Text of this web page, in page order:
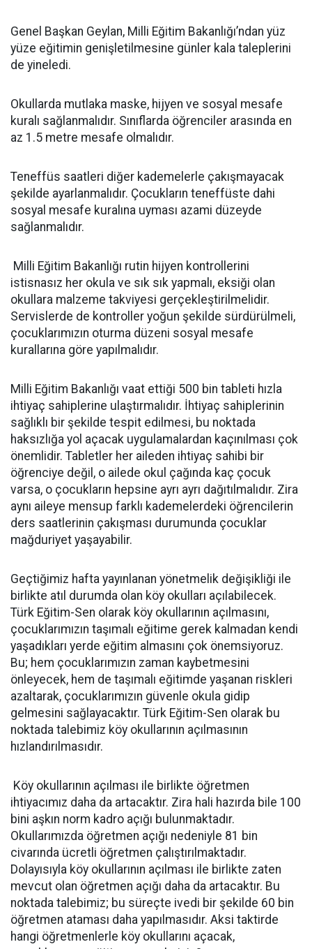
Genel Başkan Geylan, Milli Eğitim Bakanlığı’ndan yüz
yüze eğitimin genişletilmesine günler kala taleplerini
de yineledi.
Okullarda mutlaka maske, hijyen ve sosyal mesafe
kuralı sağlanmalıdır. Sınıflarda öğrenciler arasında en
az 1.5 metre mesafe olmalıdır.
Teneffüs saatleri diğer kademelerle çakışmayacak
şekilde ayarlanmalıdır. Çocukların teneffüste dahi
sosyal mesafe kuralına uyması azami düzeyde
sağlanmalıdır.
Milli Eğitim Bakanlığı rutin hijyen kontrollerini
istisnasız her okula ve sık sık yapmalı, eksiği olan
okullara malzeme takviyesi gerçekleştirilmelidir.
Servislerde de kontroller yoğun şekilde sürdürülmeli,
çocuklarımızın oturma düzeni sosyal mesafe
kurallarına göre yapılmalıdır.
Milli Eğitim Bakanlığı vaat ettiği 500 bin tableti hızla
ihtiyaç sahiplerine ulaştırmalıdır. İhtiyaç sahiplerinin
sağlıklı bir şekilde tespit edilmesi, bu noktada
haksızlığa yol açacak uygulamalardan kaçınılması çok
önemlidir. Tabletler her aileden ihtiyaç sahibi bir
öğrenciye değil, o ailede okul çağında kaç çocuk
varsa, o çocukların hepsine ayrı ayrı dağıtılmalıdır. Zira
aynı aileye mensup farklı kademelerdeki öğrencilerin
ders saatlerinin çakışması durumunda çocuklar
mağduriyet yaşayabilir.
Geçtiğimiz hafta yayınlanan yönetmelik değişikliği ile
birlikte atıl durumda olan köy okulları açılabilecek.
Türk Eğitim-Sen olarak köy okullarının açılmasını,
çocuklarımızın taşımalı eğitime gerek kalmadan kendi
yaşadıkları yerde eğitim almasını çok önemsiyoruz.
Bu; hem çocuklarımızın zaman kaybetmesini
önleyecek, hem de taşımalı eğitimde yaşanan riskleri
azaltarak, çocuklarımızın güvenle okula gidip
gelmesini sağlayacaktır. Türk Eğitim-Sen olarak bu
noktada talebimiz köy okullarının açılmasının
hızlandırılmasıdır.
Köy okullarının açılması ile birlikte öğretmen
ihtiyacımız daha da artacaktır. Zira hali hazırda bile 100
bini aşkın norm kadro açığı bulunmaktadır.
Okullarımızda öğretmen açığı nedeniyle 81 bin
civarında ücretli öğretmen çalıştırılmaktadır.
Dolayısıyla köy okullarının açılması ile birlikte zaten
mevcut olan öğretmen açığı daha da artacaktır. Bu
noktada talebimiz; bu süreçte ivedi bir şekilde 60 bin
öğretmen ataması daha yapılmasıdır. Aksi taktirde
hangi öğretmenlerle köy okullarını açacak,